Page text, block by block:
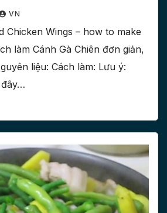
VN
Chicken Wings – how to make
làm Cánh Gà Chiên đơn giản,
liệu: Cách làm: Lưu ý: